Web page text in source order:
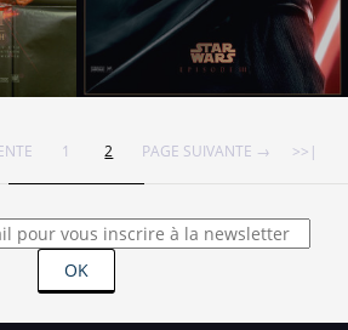
1 2 PAGE SUIVANTE → >>|
OK